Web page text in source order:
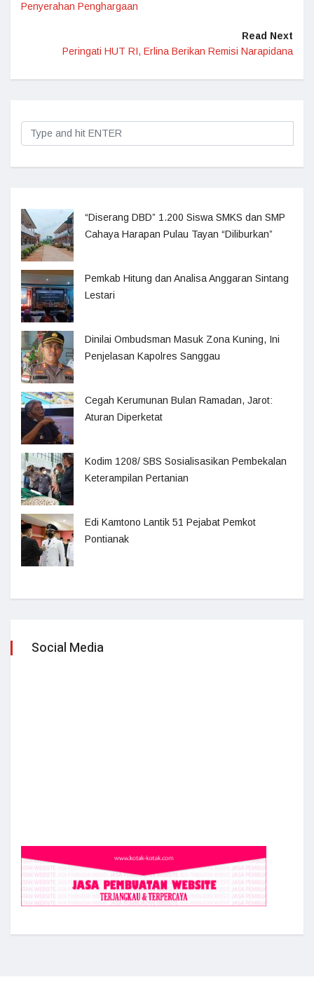
Penyerahan Penghargaan
Read Next
Peringati HUT RI, Erlina Berikan Remisi Narapidana
“Diserang DBD” 1.200 Siswa SMKS dan SMP
Cahaya Harapan Pulau Tayan “Diliburkan”
Pemkab Hitung dan Analisa Anggaran Sintang
Lestari
Dinilai Ombudsman Masuk Zona Kuning, Ini
Penjelasan Kapolres Sanggau
Cegah Kerumunan Bulan Ramadan, Jarot:
Aturan Diperketat
Kodim 1208/ SBS Sosialisasikan Pembekalan
Keterampilan Pertanian
Edi Kamtono Lantik 51 Pejabat Pemkot
Pontianak
Social Media